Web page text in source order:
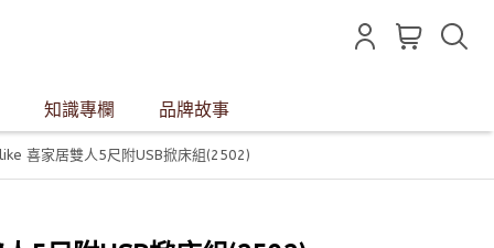
知識專欄 品牌故事
喜家居雙人5尺附USB掀床組(2502)